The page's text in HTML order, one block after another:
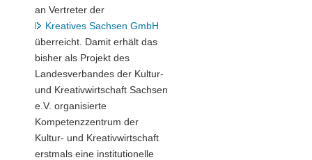
an Vertreter der
Kreatives Sachsen GmbH
überreicht. Damit erhält das
bisher als Projekt des
Landesverbandes der Kultur-
und Kreativwirtschaft Sachsen
e.V. organisierte
Kompetenzzentrum der
Kultur- und Kreativwirtschaft
erstmals eine institutionelle